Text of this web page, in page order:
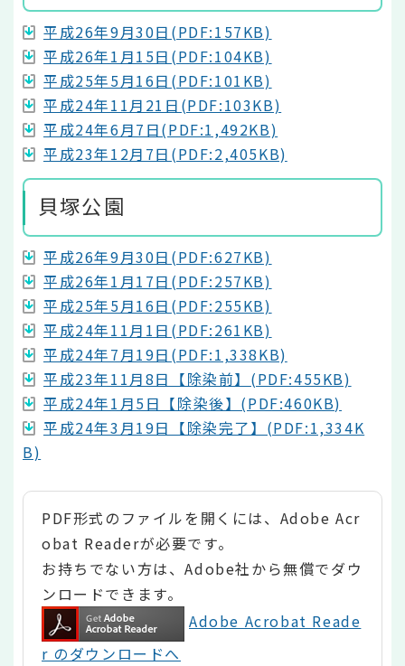
平成26年9月30日(PDF:157KB)
平成26年1月15日(PDF:104KB)
平成25年5月16日(PDF:101KB)
平成24年11月21日(PDF:103KB)
平成24年6月7日(PDF:1,492KB)
平成23年12月7日(PDF:2,405KB)
貝塚公園
平成26年9月30日(PDF:627KB)
平成26年1月17日(PDF:257KB)
平成25年5月16日(PDF:255KB)
平成24年11月1日(PDF:261KB)
平成24年7月19日(PDF:1,338KB)
平成23年11月8日【除染前】(PDF:455KB)
平成24年1月5日【除染後】(PDF:460KB)
平成24年3月19日【除染完了】(PDF:1,334K
B)
PDF形式のファイルを開くには、Adobe Acr
obat Readerが必要です。
お持ちでない方は、Adobe社から無償でダウ
ンロードできます。
Adobe Acrobat Reade
r のダウンロードへ